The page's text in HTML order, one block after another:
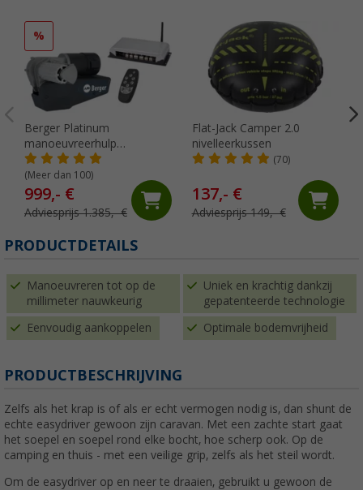
%
Berger Platinum
manoeuvreerhulp
volautomatisch antraciet
(Meer dan 100)
999,- €
Adviesprijs 1.385,- €
Flat-Jack Camper 2.0
nivelleerkussen
(70)
137,- €
Adviesprijs 149,- €
PRODUCTDETAILS
Manoeuvreren tot op de
millimeter nauwkeurig
Uniek en krachtig dankzij
gepatenteerde technologie
Eenvoudig aankoppelen Optimale bodemvrijheid
PRODUCTBESCHRIJVING
Zelfs als het krap is of als er echt vermogen nodig is, dan shunt de
echte easydriver gewoon zijn caravan. Met een zachte start gaat
het soepel en soepel rond elke bocht, hoe scherp ook. Op de
camping en thuis - met een veilige grip, zelfs als het steil wordt.
Om de easydriver op en neer te draaien, gebruikt u gewoon de